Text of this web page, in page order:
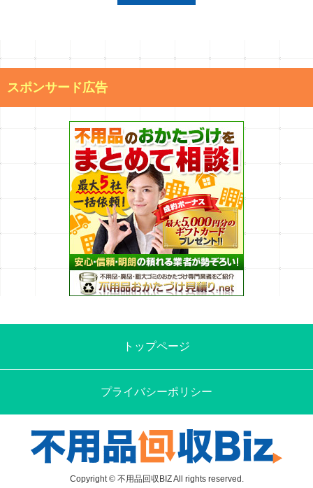
スポンサード広告
トップページ
プライバシーポリシー
Copyright © 不用品回収BIZ All rights reserved.